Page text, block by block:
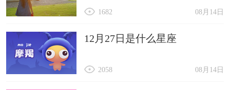
08月14日
1682
12月27日是什么星座
08月14日
2058